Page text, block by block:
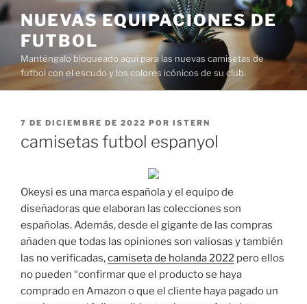
Saltar
al
contenido
NUEVAS EQUIPACIONES DE
FUTBOL
Manténgalo bloqueado aquí para las nuevas camisetas de
futbol con el escudo y los colores icónicos de su club.
PUBLICADO
7 DE DICIEMBRE DE 2022 POR ISTERN
camisetas futbol espanyol
Okeysi es una marca española y el equipo de
diseñadoras que elaboran las colecciones son
españolas. Además, desde el gigante de las compras
añaden que todas las opiniones son valiosas y también
las no verificadas,camiseta de holanda 2022 pero ellos
no pueden “confirmar que el producto se haya
comprado en Amazon o que el cliente haya pagado un